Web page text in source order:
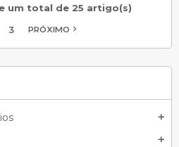
add
add
um total de 25 artigo(s)
3 PRÓXIMO navigate_next